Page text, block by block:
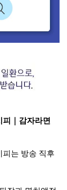
피｜감자라면
는 방송 직후